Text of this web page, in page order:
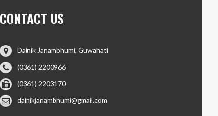
CONTACT US
Dainik Janambhumi, Guwahati
(0361) 2200966
(0361) 2203170
dainikjanambhumi@gmail.com